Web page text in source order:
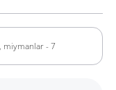
miymanlar - 7